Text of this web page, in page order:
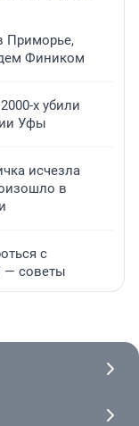
Приморье,
Фиником
х убили
Уфы
исчезла
в
с
— советы